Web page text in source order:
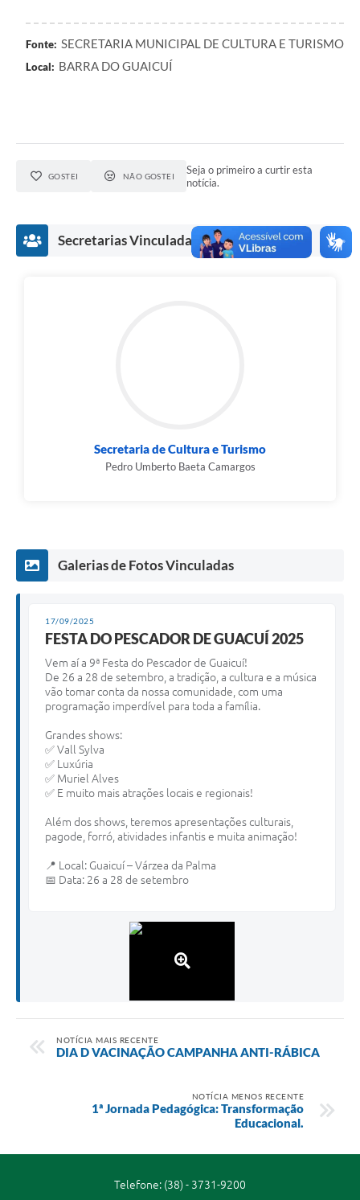
Obras
Legislação
Links
Fonte: SECRETARIA MUNICIPAL DE CULTURA E TURISMO
Local: BARRA DO GUAICUÍ
GOSTEI NÃO GOSTEI
Seja o primeiro a curtir esta
notícia.
Secretarias Vinculadas
Secretaria de Cultura e Turismo
Pedro Umberto Baeta Camargos
Galerias de Fotos Vinculadas
17/09/2025
FESTA DO PESCADOR DE GUACUÍ 2025
Vem aí a 9ª Festa do Pescador de Guaicuí!
De 26 a 28 de setembro, a tradição, a cultura e a música
vão tomar conta da nossa comunidade, com uma
programação imperdível para toda a família.
Grandes shows:
✅ Vall Sylva
✅ Luxúria
✅ Muriel Alves
✅ E muito mais atrações locais e regionais!
Além dos shows, teremos apresentações culturais,
pagode, forró, atividades infantis e muita animação!
📍 Local: Guaicuí – Várzea da Palma
📅 Data: 26 a 28 de setembro
NOTÍCIA MAIS RECENTE
DIA D VACINAÇÃO CAMPANHA ANTI-RÁBICA
NOTÍCIA MENOS RECENTE
1ª Jornada Pedagógica: Transformação
Educacional.
Telefone: (38) - 3731-9200